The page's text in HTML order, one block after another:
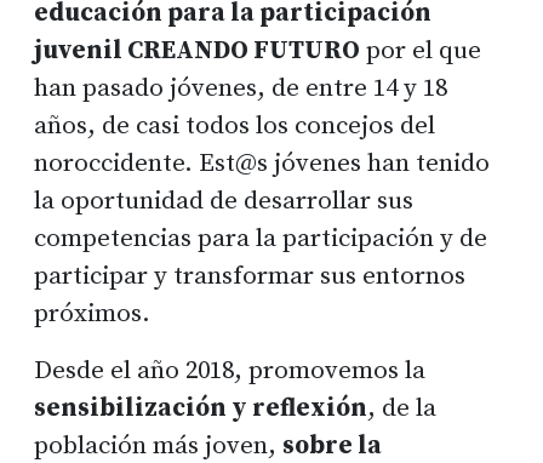
educación para la participación
juvenil CREANDO FUTURO por el que
han pasado jóvenes, de entre 14 y 18
años, de casi todos los concejos del
noroccidente. Est@s jóvenes han tenido
la oportunidad de desarrollar sus
competencias para la participación y de
participar y transformar sus entornos
próximos.
Desde el año 2018, promovemos la
sensibilización y reflexión, de la
población más joven, sobre la